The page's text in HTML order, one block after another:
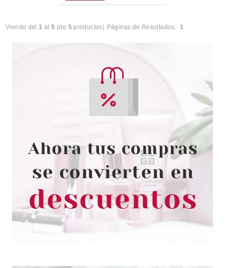
Viendo del1 al5 (de 5productos) Páginas de Resultados: 1